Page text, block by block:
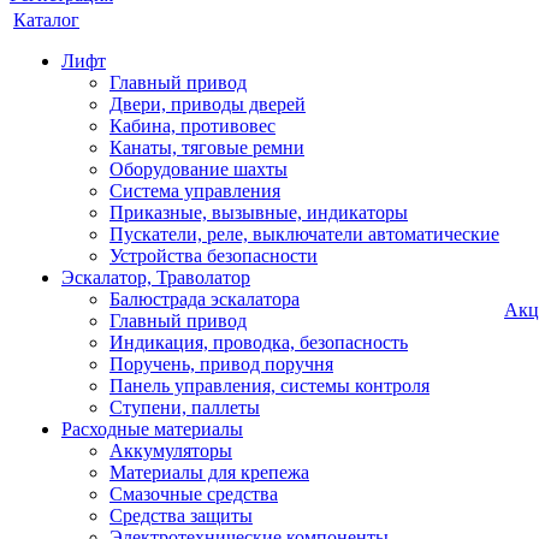
Каталог
Лифт
Главный привод
Двери, приводы дверей
Кабина, противовес
Канаты, тяговые ремни
Оборудование шахты
Система управления
Приказные, вызывные, индикаторы
Пускатели, реле, выключатели автоматические
Устройства безопасности
Эскалатор, Траволатор
Балюстрада эскалатора
Главный привод
Индикация, проводка, безопасность
Поручень, привод поручня
Панель управления, системы контроля
Ступени, паллеты
Расходные материалы
Аккумуляторы
Материалы для крепежа
Смазочные средства
Средства защиты